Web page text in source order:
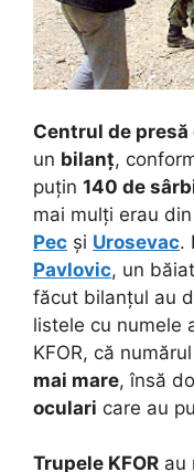
Centrul de presă
un bilanț,
puțin 140 de
mai mulți erau
Pec și Urosevac.
Pavlovic, un
făcut bilanțul au
listele cu numele
KFOR, că
mai mare, însă
oculari care au
Trupele KFOR au